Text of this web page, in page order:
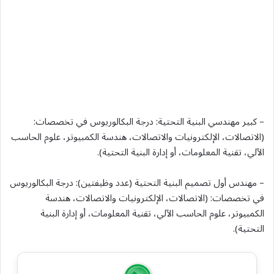
– كبير مهندسي البنية التحتية: درجة البكالوريوس في تخصصات:
(الاتصالات، الإلكترونيات والاتصالات، هندسة الكمبيوتر، علوم الحاسب
الآلي، تقنية المعلومات، أو إدارة البنية التحتية).
– مهندس أول تصميم البنية التحتية (عدد وظيفتين): درجة البكالوريوس
في تخصصات: (الاتصالات، الإلكترونيات والاتصالات، هندسة
الكمبيوتر، علوم الحاسب الآلي، تقنية المعلومات، أو إدارة البنية
التحتية).